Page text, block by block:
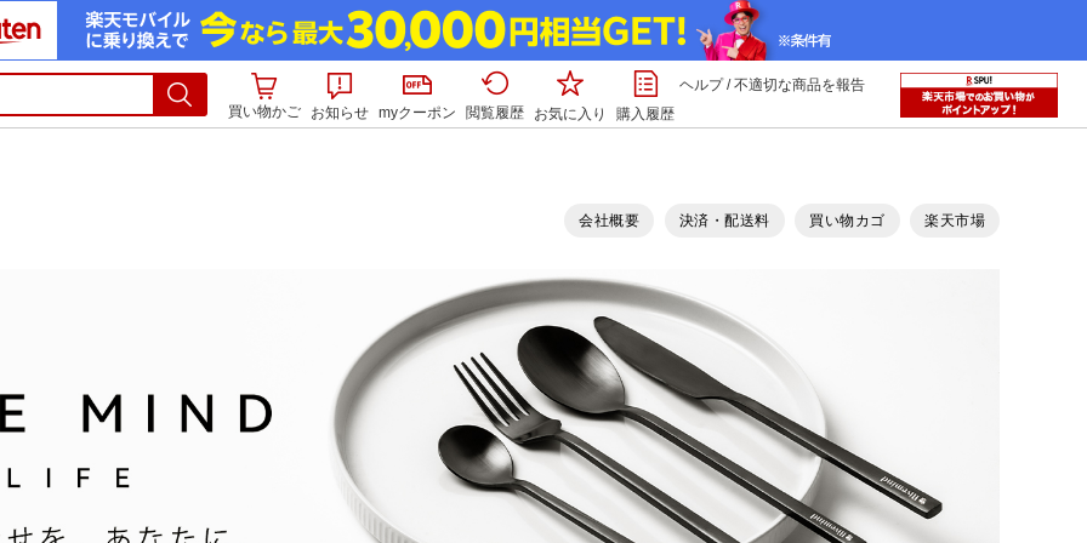
買い物かご お知らせ myクーポン 閲覧履歴 お気に入り 購入履歴
ヘルプ/不適切な商品を報告